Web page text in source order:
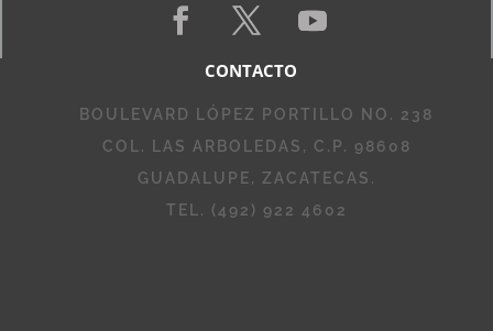
CONTACTO
BOULEVARD LÓPEZ PORTILLO NO. 238
COL. LAS ARBOLEDAS, C.P. 98608
GUADALUPE, ZACATECAS.
TEL. (492) 922 4602